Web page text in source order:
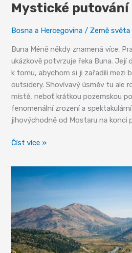
Mystické putování
Bosna a Hercegovina / Země světa
Buna Méně někdy znamená více.
ukázkově potvrzuje řeka Buna. Její
k tomu, abychom si ji zařadili mezi
outsidery. Shovívavý úsměv tu ale
místě, neboť krátkou pozemskou
fenomenální zrození a
jihovýchodně od Mostaru na konci
Mystické
podél
Buny
Číst více »